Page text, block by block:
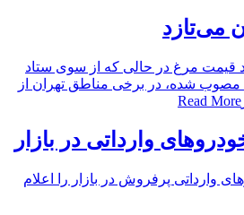
می‌تازد
قیمت مرغ در حالی که از سوی ستاد
هزار تومان مصوب شده، در برخی مناطق تهران از
Read More
وارداتی در بازار
وارداتی پرفروش در بازار را اعلام